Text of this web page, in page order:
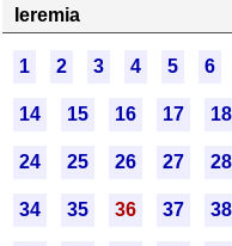
Ieremia
1 2 3 4 5 6
14 15 16 17 18
24 25 26 27 28
34 35 36 37 38